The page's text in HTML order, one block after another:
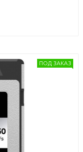
ПОД ЗАКАЗ